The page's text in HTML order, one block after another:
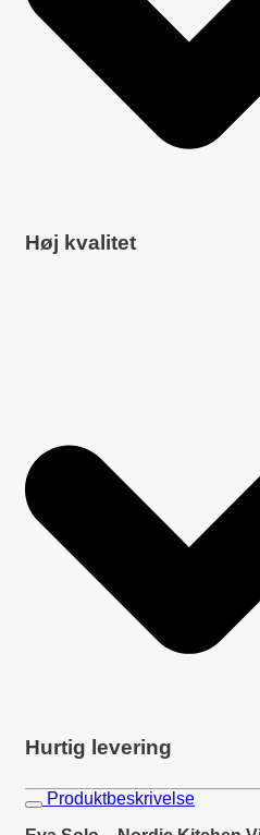
Høj kvalitet
Hurtig levering
Produktbeskrivelse